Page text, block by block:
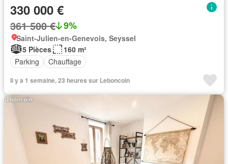
330 000 €
361 500 € 9%
Saint-Julien-en-Genevois, Seyssel
5 Pièces
160 m²
Parking
Chauffage
Il y a 1 semaine, 23 heures sur Leboncoin